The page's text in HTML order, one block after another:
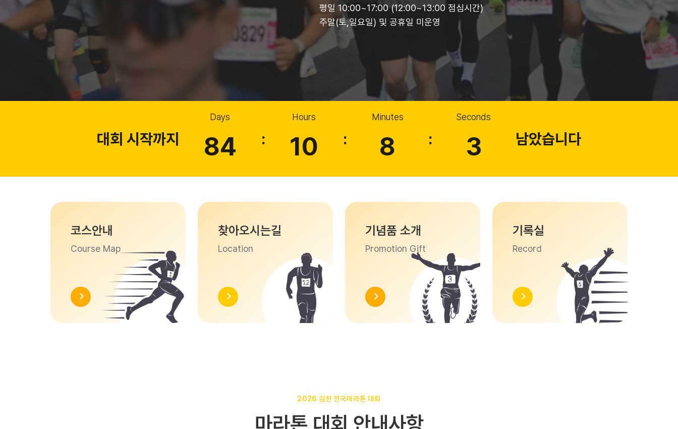
평일 10:00~17:00 (12:00~13:00 점심시간)
주말(토,일요일) 및 공휴일 미운영
대회 시작까지
Days
84 :
Hours
10 :
Minutes
8 :
Seconds
2 남았습니다
코스안내
Course Map
찾아오시는길
Location
기념품 소개
Promotion Gift
기록실
Record
2026 김천 전국마라톤 대회
마라톤 대회 안내사항